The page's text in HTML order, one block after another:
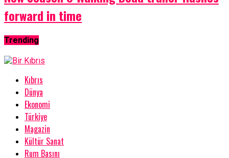
forward in time
Trending
Kıbrıs
Dünya
Ekonomi
Türkiye
Magazin
Kültür Sanat
Rum Basını